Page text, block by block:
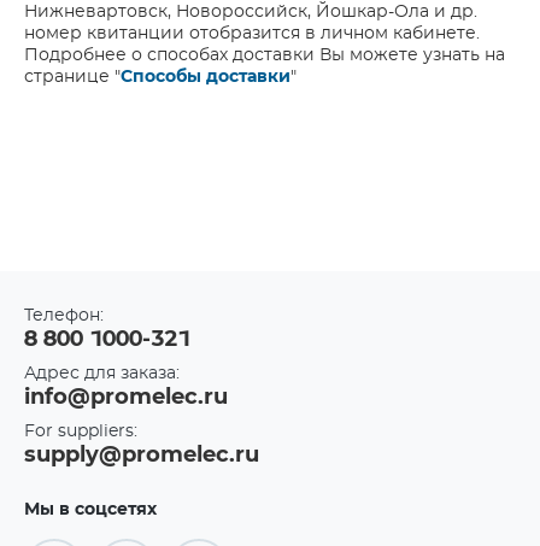
Нижневартовск, Новороссийск, Йошкар-Ола и др.
номер квитанции отобразится в личном кабинете.
Подробнее о способах доставки Вы можете узнать на
странице "Способы доставки"
Телефон:
8 800 1000-321
Адрес для заказа:
info@promelec.ru
For suppliers:
supply@promelec.ru
Мы в соцсетях